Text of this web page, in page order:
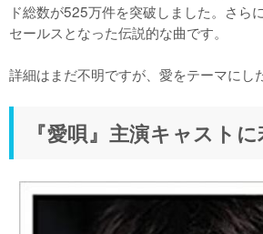
ド総数が525万件を突破しました。さ
セールスとなった伝説的な曲です。
詳細はまだ不明ですが、愛をテーマにし
『愛唄』主演キャスト